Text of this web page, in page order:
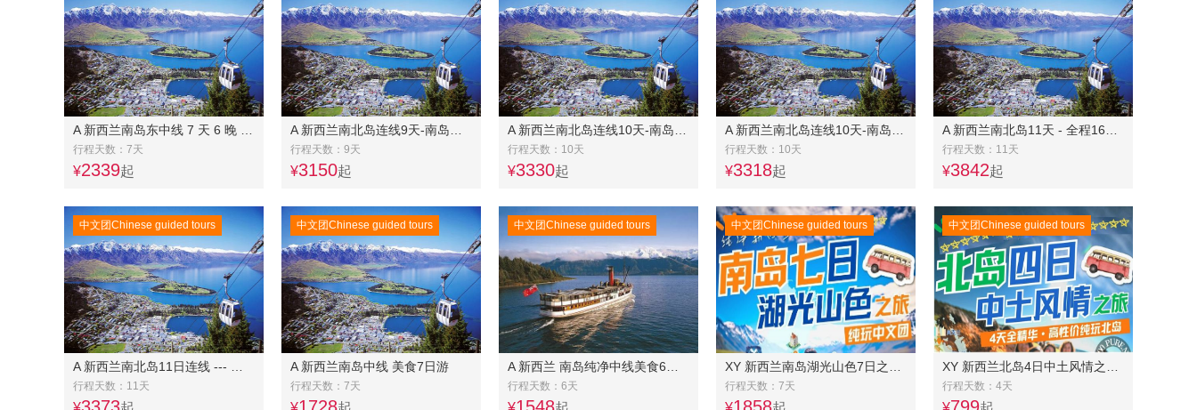
行程天数：7天
¥2339起
行程天数：9天
¥3150起
行程天数：10天
¥3330起
行程天数：10天
¥3318起
行程天数：11天
¥3842起
行程天数：11天
中文团Chinese guided tours
A 新西兰南岛中线 美食7日游
行程天数：7天
中文团Chinese guided tours
行程天数：6天
中文团Chinese guided tours
行程天数：7天
中文团Chinese guided tours
行程天数：4天
中文团Chinese guided tours